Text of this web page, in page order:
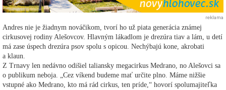
reklama
Andres nie je žiadnym nováčikom, tvorí ho už piata generácia známej
cirkusovej rodiny Alešovcov. Hlavným lákadlom je drezúra tiav a lám, u detí
má zase úspech drezúra psov spolu s opicou. Nechýbajú kone, akrobati
a klaun.
Z Trnavy len nedávno odišiel taliansky megacirkus Medrano, no Alešovci sa
o publikum neboja. „Cez víkend budeme mať určite plno. Máme nižšie
vstupné ako Medrano, kto má rád cirkus, ten príde,“ hovorí spolumajiteľka